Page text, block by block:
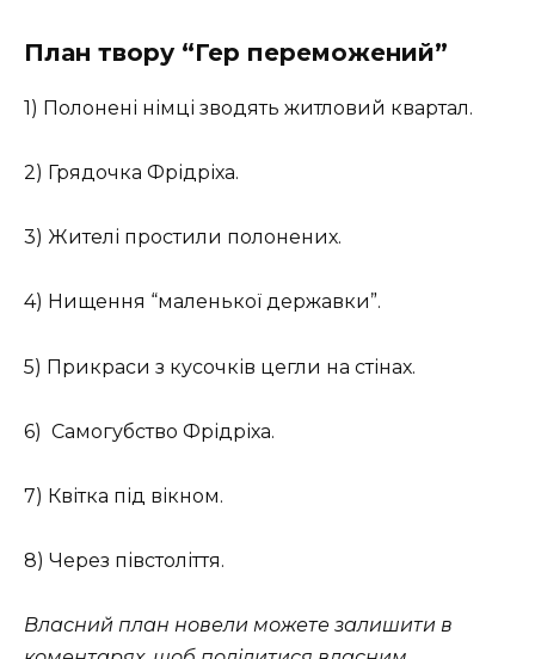
План твору “Гер переможений”
1) Полонені німці зводять житловий квартал.
2) Грядочка Фрідріха.
3) Жителі простили полонених.
4) Нищення “маленької державки”.
5) Прикраси з кусочків цегли на стінах.
6) Самогубство Фрідріха.
7) Квітка під вікном.
8) Через півстоліття.
Власний план новели можете залишити в